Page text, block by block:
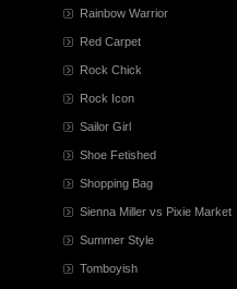
Rainbow Warrior
Red Carpet
Rock Chick
Rock Icon
Sailor Girl
Shoe Fetished
Shopping Bag
Sienna Miller vs Pixie Market
Summer Style
Tomboyish